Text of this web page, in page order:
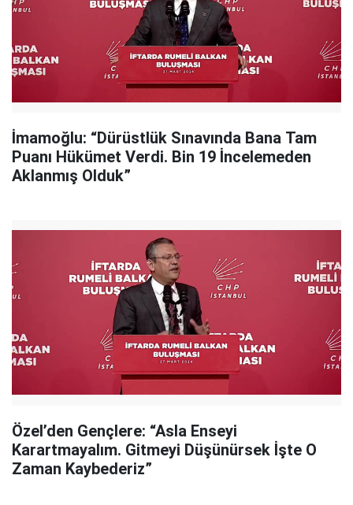
İmamoğlu: “Dürüstlük Sınavında Bana Tam
Puanı Hükümet Verdi. Bin 19 İncelemeden
Aklanmış Olduk”
Özel’den Gençlere: “Asla Enseyi
Karartmayalım. Gitmeyi Düşünürsek İşte O
Zaman Kaybederiz”